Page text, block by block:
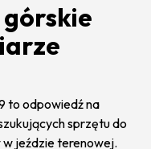
to odpowiedź na
sprzętu do
jeździe terenowej.